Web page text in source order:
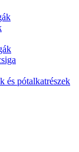
és pótalkatrészek